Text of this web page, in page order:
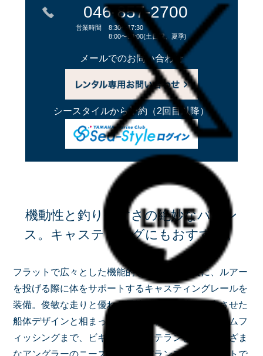
046-857-2700
営業時間
8:30〜17:30
8:00〜18:00(土日祝、夏季)
メールでのお問い合わせ
シースタイルから予約 （2回目以降）
機動性と釣りやすさの絶妙なバラン
ス。 キャスティングにもおすすめ。
フラットで広々とした機能的なデッキの前後に、ルアー
を投げる際に体をサポートするキャスティングレールを
装備。俊敏な走りと優れた風流れ抑止性能を両立させた
船体デザインと相まって、キャスティングからボトムフ
ィッシングまで、ビギナーからベテランまで、さまざま
なアングラーのニーズに応えるバランスの良いボートで